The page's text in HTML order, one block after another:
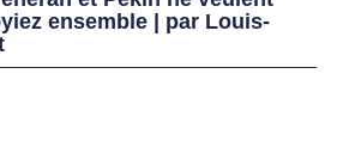
ensemble | par Louis-